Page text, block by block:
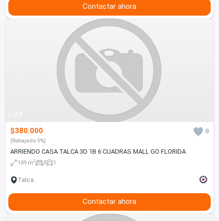
Contactar ahora
1/27
$380.000 8
(Rebajado 5%)
ARRIENDO CASA TALCA 3D 1B 6 CUADRAS MALL GO FLORIDA
109 m2 3 1
Talca
Contactar ahora